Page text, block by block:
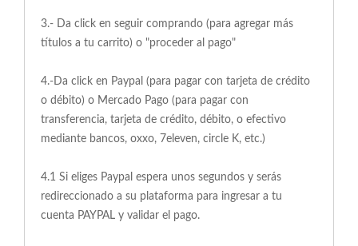
3.- Da click en seguir comprando (para agregar más
títulos a tu carrito) o "proceder al pago"
4.-Da click en Paypal (para pagar con tarjeta de crédito
o débito) o Mercado Pago (para pagar con
transferencia, tarjeta de crédito, débito, o efectivo
mediante bancos, oxxo, 7eleven, circle K, etc.)
4.1 Si eliges Paypal espera unos segundos y serás
redireccionado a su plataforma para ingresar a tu
cuenta PAYPAL y validar el pago.